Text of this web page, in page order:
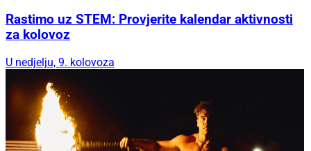
Rastimo uz STEM: Provjerite kalendar aktivnosti
za kolovoz
U nedjelju, 9. kolovoza